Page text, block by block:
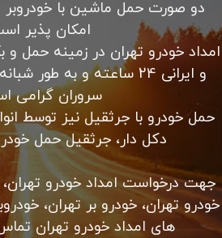
دو صورت حمل ماشین با خودروبر
امکان پذیر
امداد خودرو تهران در زمینه حمل
و ایرانی 24 ساعته و به
سروران گرامی
حمل خودرو با جرثقیل نیز توسط
دکل دار، جرثقیل حمل
جهت درخواست امداد خودرو
خودرو تهران، خودرو بر تهران،
های امداد خودرو تهران